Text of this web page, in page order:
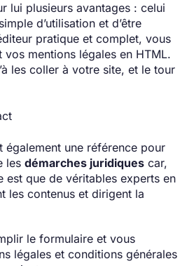
lui plusieurs avantages : celui
d’utilisation et d’être
pratique et complet, vous
mentions légales en HTML.
les coller à votre site, et le tour
également une référence pour
les démarches juridiques car,
est que de véritables experts en
les contenus et dirigent la
le formulaire et vous
légales et conditions générales